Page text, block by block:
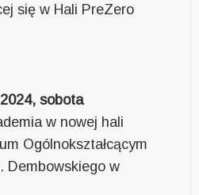
się w Hali PreZero
sobota
w nowej hali
Ogólnokształcącym
Dembowskiego w